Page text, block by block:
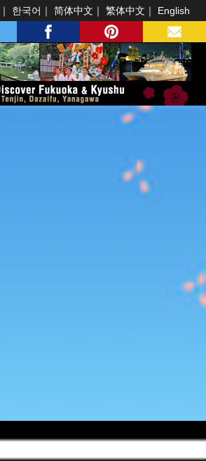
한국어 简体中文 繁体中文 English
facebook pinterest MAIL